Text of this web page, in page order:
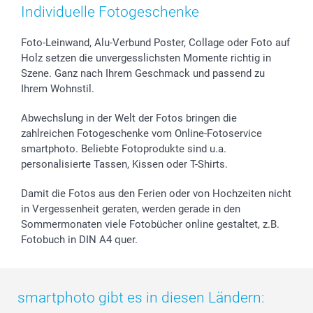
Zubehör & Material
Sticker & Etiketten
Geschenk-Gutscheine (PDF)
AGB
Presse
Partnerprogramme
Investor Relations
Widerrufsrecht
Muttertag
Kommunion & Konfirmation
Hochzeit
Geburtstag
Zu allen Anlässen
Preise und Versandkosten
48h Lieferung
Zahlungsmöglichkeiten
Anmelden /Registrieren
Status der Bestellung
smartfriends
smartgarantie
smartbonus
Individuelle Fotogeschenke
Foto-Leinwand, Alu-Verbund Poster, Collage oder Foto auf
Holz setzen die unvergesslichsten Momente richtig in
Szene. Ganz nach Ihrem Geschmack und passend zu
Ihrem Wohnstil.
Abwechslung in der Welt der Fotos bringen die
zahlreichen Fotogeschenke vom Online-Fotoservice
smartphoto. Beliebte Fotoprodukte sind u.a.
personalisierte Tassen, Kissen oder T-Shirts.
Damit die Fotos aus den Ferien oder von Hochzeiten nicht
in Vergessenheit geraten, werden gerade in den
Sommermonaten viele Fotobücher online gestaltet, z.B.
Fotobuch in DIN A4 quer.
smartphoto gibt es in diesen Ländern: